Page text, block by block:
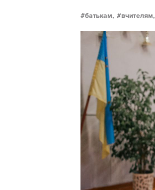
батькам, вчителям,